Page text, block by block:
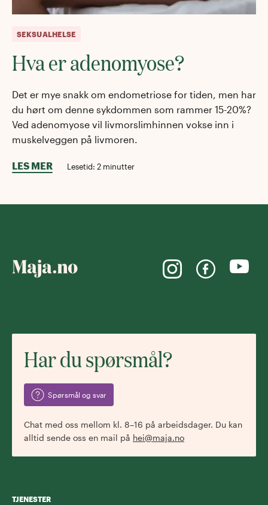
SEKSUALHELSE
Hva er adenomyose?
Det er mye snakk om endometriose for tiden, men har
du hørt om denne sykdommen som rammer 15-20%?
Ved adenomyose vil livmorslimhinnen vokse inn i
muskelveggen på livmoren.
LES MER Lesetid: 2 minutter
Har du spørsmål?
Spørsmål og svar
Chat med oss mellom kl. 8–16 på arbeidsdager. Du kan
alltid sende oss en mail på hei@maja.no
TJENESTER